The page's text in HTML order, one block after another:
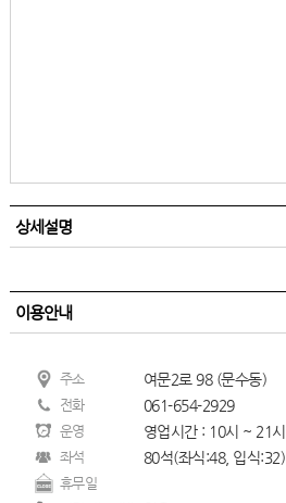
상세설명
이용안내
주소 여문2로 98 (문수동)
전화 061-654-2929
운영 영업시간 : 10시 ~ 21시
좌석 80석(좌식:48, 입식:32)
휴무일